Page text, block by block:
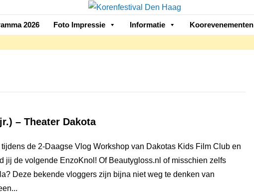
2026 Foto Impressie Informatie Koorevenementen
– Theater Dakota
tijdens de 2-Daagse Vlog Workshop van Dakotas Kids Film Club en
jij de volgende EnzoKnol! Of Beautygloss.nl of misschien zelfs
Deze bekende vloggers zijn bijna niet weg te denken van